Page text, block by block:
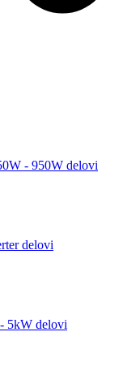
- 950W delovi
delovi
5kW delovi